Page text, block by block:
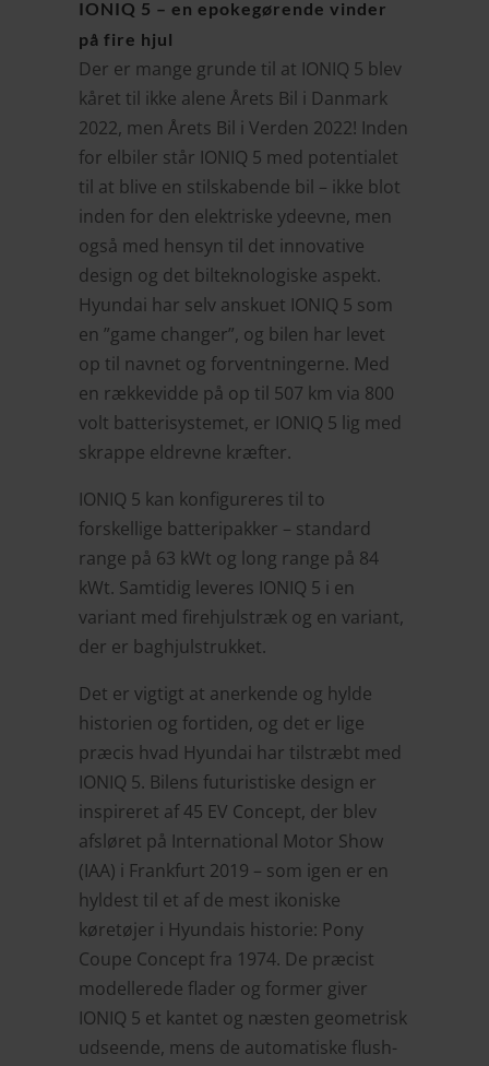
IONIQ 5 – en epokegørende vinder
på fire hjul
Der er mange grunde til at IONIQ 5 blev
kåret til ikke alene Årets Bil i Danmark
2022, men Årets Bil i Verden 2022! Inden
for elbiler står IONIQ 5 med potentialet
til at blive en stilskabende bil – ikke blot
inden for den elektriske ydeevne, men
også med hensyn til det innovative
design og det bilteknologiske aspekt.
Hyundai har selv anskuet IONIQ 5 som
en ”game changer”, og bilen har levet
op til navnet og forventningerne. Med
en rækkevidde på op til 507 km via 800
volt batterisystemet, er IONIQ 5 lig med
skrappe eldrevne kræfter.
IONIQ 5 kan konfigureres til to
forskellige batteripakker – standard
range på 63 kWt og long range på 84
kWt. Samtidig leveres IONIQ 5 i en
variant med firehjulstræk og en variant,
der er baghjulstrukket.
Det er vigtigt at anerkende og hylde
historien og fortiden, og det er lige
præcis hvad Hyundai har tilstræbt med
IONIQ 5. Bilens futuristiske design er
inspireret af 45 EV Concept, der blev
afsløret på International Motor Show
(IAA) i Frankfurt 2019 – som igen er en
hyldest til et af de mest ikoniske
køretøjer i Hyundais historie: Pony
Coupe Concept fra 1974. De præcist
modellerede flader og former giver
IONIQ 5 et kantet og næsten geometrisk
udseende, mens de automatiske flush-